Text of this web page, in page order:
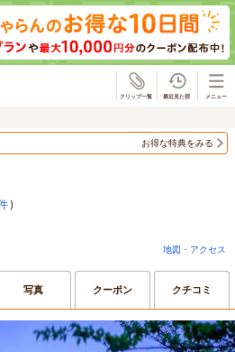
お得な特典をみる
)
地図・アクセス
写真 クーポン クチコミ